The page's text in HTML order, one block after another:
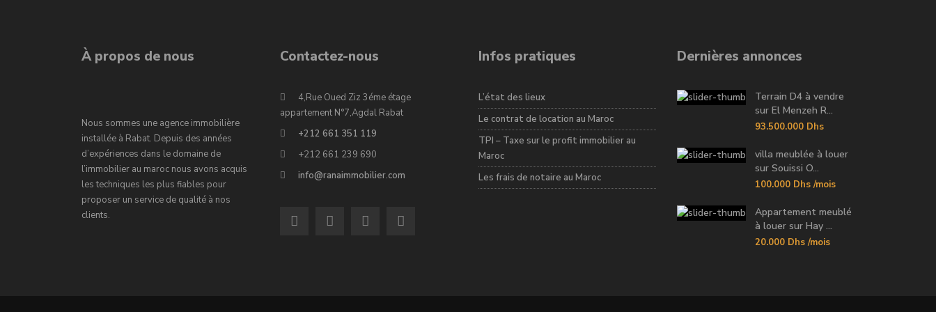
À propos de nous
Nous sommes une agence immobilière
installée à Rabat. Depuis des années
d’expériences dans le domaine de
l’immobilier au maroc nous avons acquis
les techniques les plus fiables pour
proposer un service de qualité à nos
clients.
Contactez-nous
4,Rue Oued Ziz 3éme étage
appartement N°7,Agdal Rabat
+212 661 351 119
+212 661 239 690
info@ranaimmobilier.com
Infos pratiques
L’état des lieux
Le contrat de location au Maroc
TPI – Taxe sur le profit immobilier au
Maroc
Les frais de notaire au Maroc
Dernières annonces
Terrain D4 à vendre
sur El Menzeh R...
93.500.000 Dhs
villa meublée à louer
sur Souissi O...
100.000 Dhs /mois
Appartement meublé
à louer sur Hay ...
20.000 Dhs /mois